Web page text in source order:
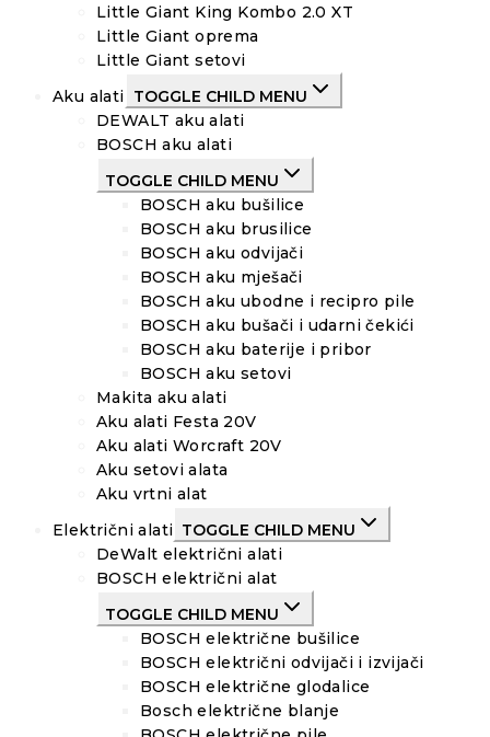
Little Giant King Kombo 2.0 XT
Little Giant oprema
Little Giant setovi
Aku alati TOGGLE CHILD MENU
DEWALT aku alati
BOSCH aku alati
TOGGLE CHILD MENU
BOSCH aku bušilice
BOSCH aku brusilice
BOSCH aku odvijači
BOSCH aku mješači
BOSCH aku ubodne i recipro pile
BOSCH aku bušači i udarni čekići
BOSCH aku baterije i pribor
BOSCH aku setovi
Makita aku alati
Aku alati Festa 20V
Aku alati Worcraft 20V
Aku setovi alata
Aku vrtni alat
Električni alati TOGGLE CHILD MENU
DeWalt električni alati
BOSCH električni alat
TOGGLE CHILD MENU
BOSCH električne bušilice
BOSCH električni odvijači i izvijači
BOSCH električne glodalice
Bosch električne blanje